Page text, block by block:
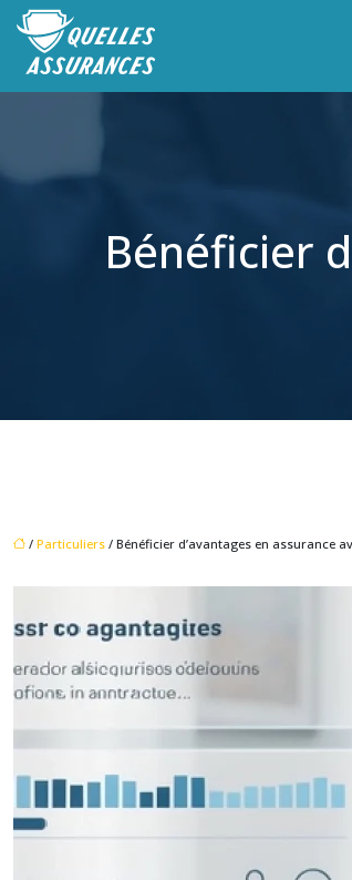
Bénéficier
/ Particuliers / Bénéficier d’avantages en assurance